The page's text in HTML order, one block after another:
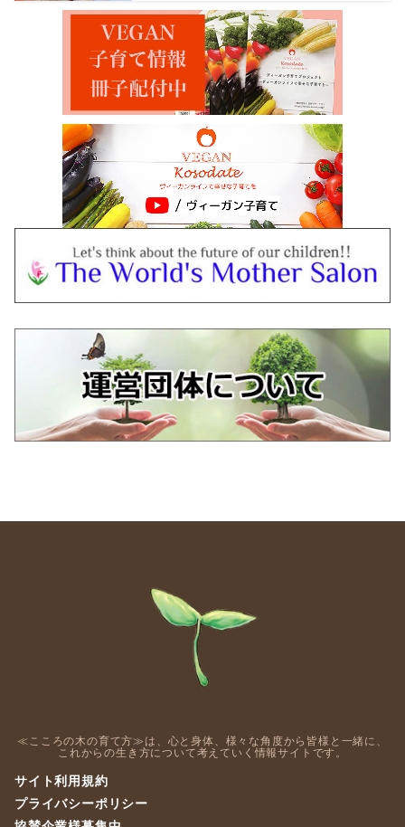
≪こころの木の育て方≫は、心と身体、様々な角度から皆様と一緒に、
これからの生き方について考えていく情報サイトです。
サイト利用規約
プライバシーポリシー